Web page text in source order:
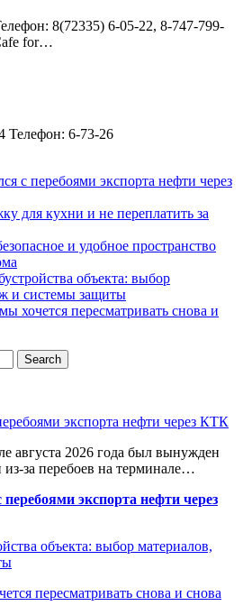
8(72335) 6-05-22, 8-747-799-
for…
Телефон: 6-73-26
с перебоями экспорта нефти через
для кухни и не переплатить за
и удобное пространство
объекта: выбор
и системы защиты
хочется пересматривать снова и
экспорта нефти через КТК
августа 2026 года был вынужден
за перебоев на терминале…
перебоями экспорта нефти через
объекта: выбор материалов,
пересматривать снова и снова